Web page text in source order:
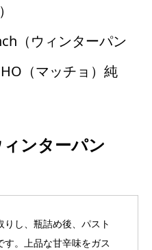
（ウィンターパン
（マッチョ）純
ンターパン
し、瓶詰め後、パスト
。上品な甘辛味をガス